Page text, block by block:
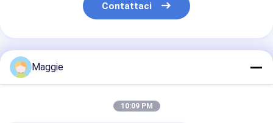
Contattaci
Separatori di corrente di
Maggie
10:09 PM